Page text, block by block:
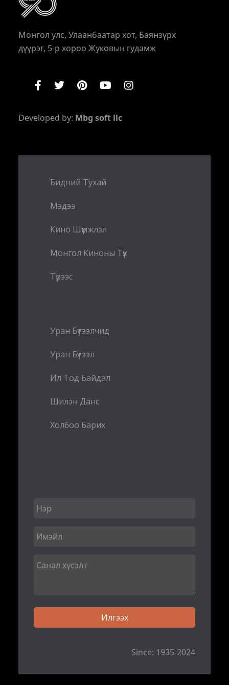
Монгол улс, Улаанбаатар хот, Баянзүрх
дүүрэг, 5-р хороо Жуковын гудамж
Developed by: Mbg soft llc
Бидний Тухай
Мэдээ
Кино Шүүмжлэл
Монгол Киноны Түүх
Түрээс
Уран Бүтээлчид
Уран Бүтээл
Ил Тод Байдал
Шилэн Данс
Холбоо Барих
Since: 1935-2024